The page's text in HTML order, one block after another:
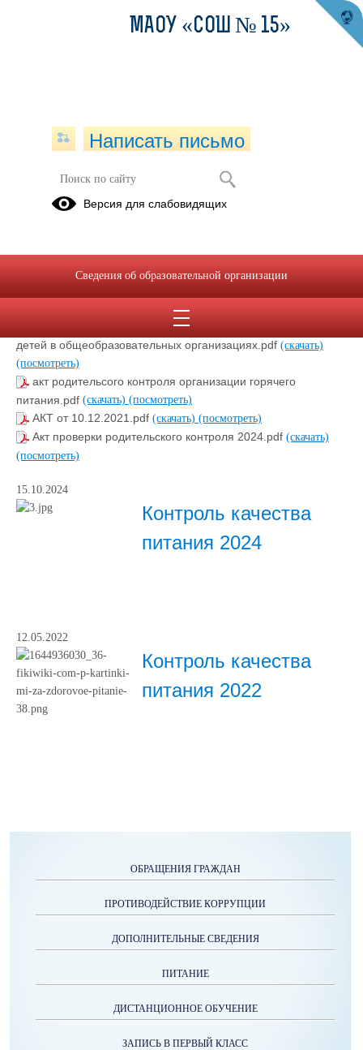
Оценка качества питания.
Родительский контроль.
Методические рекомендации MP 2.4.0180-20
Родительский контроль за организацией горячего питания
детей в общеобразовательных организациях.pdf (скачать)
(посмотреть)
акт родительсого контроля организации горячего
питания.pdf (скачать) (посмотреть)
АКТ от 10.12.2021.pdf (скачать) (посмотреть)
Акт проверки родительского контроля 2024.pdf (скачать)
(посмотреть)
15.10.2024
Контроль качества
питания 2024
12.05.2022
Контроль качества
питания 2022
ОБРАЩЕНИЯ ГРАЖДАН
ПРОТИВОДЕЙСТВИЕ КОРРУПЦИИ
ДОПОЛНИТЕЛЬНЫЕ СВЕДЕНИЯ
ПИТАНИЕ
ДИСТАНЦИОННОЕ ОБУЧЕНИЕ
ЗАПИСЬ В ПЕРВЫЙ КЛАСС
МАОУ «СОШ № 15»
Написать письмо
Версия для слабовидящих
Сведения об образовательной организации